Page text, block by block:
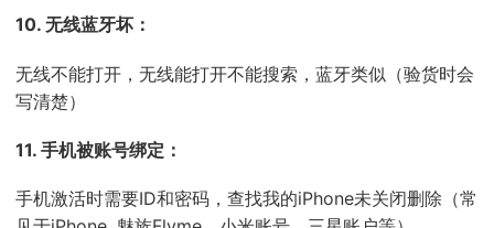
10. 无线蓝牙坏：
无线不能打开，无线能打开不能搜索，蓝牙类似（验货时会
写清楚）
11. 手机被账号绑定：
手机激活时需要ID和密码，查找我的iPhone未关闭删除（常